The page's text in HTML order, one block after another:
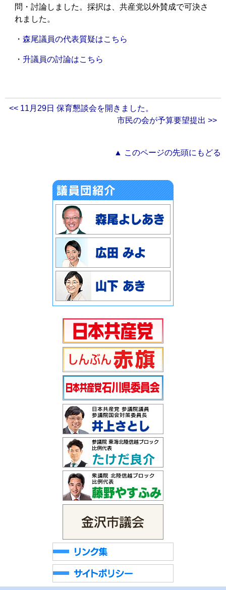
問・討論しました。採択は、共産党以外賛成で可決さ
れました。
・森尾議員の代表質疑はこちら
・ 升議員の討論はこちら
<< 11月29日 保育懇談会を開きました。
市民の会が予算要望提出 >>
▲ このページの先頭にもどる